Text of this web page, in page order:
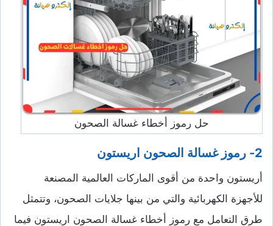
حل رموز أخطاء غسالة الصحون
2- رموز غسالة الصحون اريستون
أريستون واحدة من أقوى الماركات العالمية المصنعة
للأجهزة الكهربائية والتي من بينها جلايات الصحون، وتتمثل
طرق التعامل مع رموز أخطاء غسالة الصحون اريستون فيما